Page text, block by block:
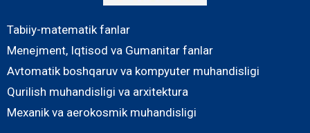
Tabiiy-matematik fanlar
Menejment, Iqtisod va Gumanitar fanlar
Avtomatik boshqaruv va kompyuter muhandisligi
Qurilish muhandisligi va arxitektura
Mexanik va aerokosmik muhandisligi